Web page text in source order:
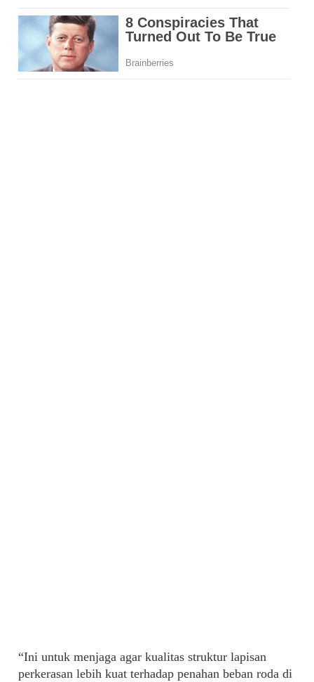
“Ini untuk menjaga agar kualitas struktur lapisan
perkerasan lebih kuat terhadap penahan beban roda di